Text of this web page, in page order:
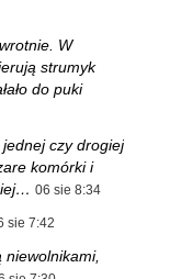
W
strumyk
do puki
czy drogiej
komórki i
06 sie 8:34
sie 7:42